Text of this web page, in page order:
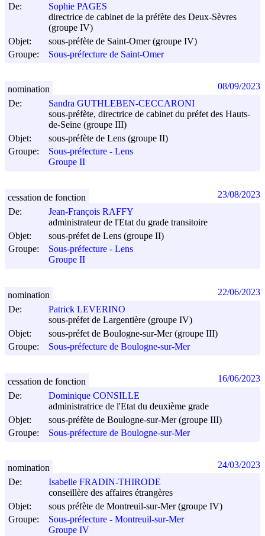
De:
Sophie PAGES
directrice de cabinet de la préfète des Deux-Sèvres
(groupe IV)
Objet:
sous-préfète de Saint-Omer (groupe IV)
Groupe:
Sous-préfecture de Saint-Omer
De:
Sandra GUTHLEBEN-CECCARONI
sous-préfète, directrice de cabinet du préfet des Hauts-
de-Seine (groupe III)
Objet:
sous-préfète de Lens (groupe II)
Groupe:
Sous-préfecture - Lens
Groupe II
nomination 08/09/2023
De:
Jean-François RAFFY
administrateur de l'Etat du grade transitoire
Objet:
sous-préfet de Lens (groupe II)
Groupe:
Sous-préfecture - Lens
Groupe II
cessation de fonction 23/08/2023
De:
Patrick LEVERINO
sous-préfet de Largentière (groupe IV)
Objet:
sous-préfet de Boulogne-sur-Mer (groupe III)
Groupe:
Sous-préfecture de Boulogne-sur-Mer
nomination 22/06/2023
De:
Dominique CONSILLE
administratrice de l'Etat du deuxième grade
Objet:
sous-préfète de Boulogne-sur-Mer (groupe III)
Groupe:
Sous-préfecture de Boulogne-sur-Mer
cessation de fonction 16/06/2023
De:
Isabelle FRADIN-THIRODE
conseillère des affaires étrangères
Objet:
sous préfète de Montreuil-sur-Mer (groupe IV)
Groupe:
Sous-préfecture - Montreuil-sur-Mer
Groupe IV
nomination 24/03/2023